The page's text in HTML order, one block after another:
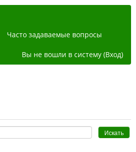
Часто задаваемые вопросы
Вы не вошли в систему (Вход)